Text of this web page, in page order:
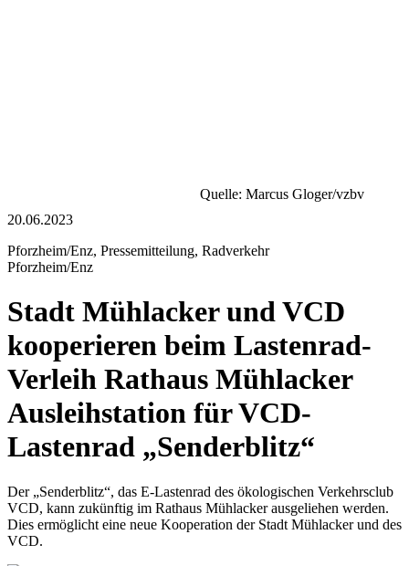
Quelle: Marcus Gloger/vzbv
20.06.2023
Pforzheim/Enz, Pressemitteilung, Radverkehr
Pforzheim/Enz
Stadt Mühlacker und VCD
kooperieren beim Lastenrad-
Verleih Rathaus Mühlacker
Ausleihstation für VCD-
Lastenrad „Senderblitz“
Der „Senderblitz“, das E-Lastenrad des ökologischen Verkehrsclub
VCD, kann zukünftig im Rathaus Mühlacker ausgeliehen werden.
Dies ermöglicht eine neue Kooperation der Stadt Mühlacker und des
VCD.